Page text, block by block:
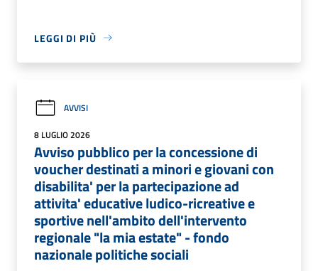
LEGGI DI PIÙ
AVVISI
8 LUGLIO 2026
Avviso pubblico per la concessione di
voucher destinati a minori e giovani con
disabilita' per la partecipazione ad
attivita' educative ludico-ricreative e
sportive nell'ambito dell'intervento
regionale "la mia estate" - fondo
nazionale politiche sociali